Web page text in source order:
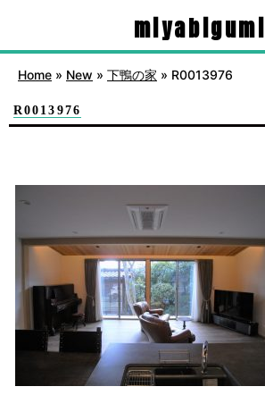
miyabigumi
Home » New » 下鴨の家 » R0013976
R0013976